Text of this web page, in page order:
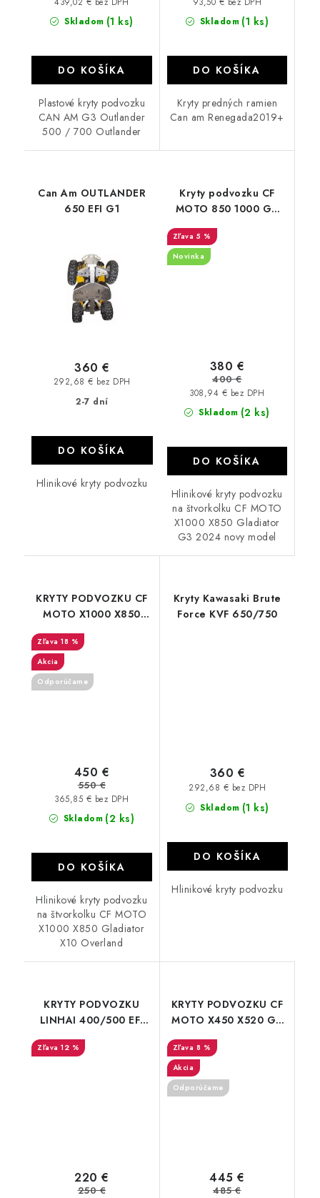
Skladom (1 ks)
DO KOŠÍKA
Plastové kryty podvozku
CAN AM G3 Outlander
500 / 700 Outlander
Skladom (1 ks)
DO KOŠÍKA
Kryty predných ramien
Can am Renegada2019+
Can Am OUTLANDER
650 EFI G1
2-7 dní
292,68 € bez DPH
360 €
DO KOŠÍKA
Hlinikové kryty podvozku
Kryty podvozku CF
MOTO 850 1000 G3
5 %
Novinka
Skladom (2 ks)
308,94 € bez DPH
380 €
400 €
DO KOŠÍKA
Hlinikové kryty podvozku
na štvorkolku CF MOTO
X1000 X850 Gladiator
G3 2024 novy model
KRYTY PODVOZKU CF
MOTO X1000 X850
Gladiator X10
Overland Iron
18 %
Akcia
Odporúčame
Skladom (2 ks)
365,85 € bez DPH
450 €
550 €
DO KOŠÍKA
Hlinikové kryty podvozku
na štvorkolku CF MOTO
X1000 X850 Gladiator
X10 Overland
Kryty Kawasaki Brute
Force KVF 650/750
Skladom (1 ks)
292,68 € bez DPH
360 €
DO KOŠÍKA
Hlinikové kryty podvozku
KRYTY PODVOZKU
LINHAI 400/500 EFI
12 %
220 €
250 €
KRYTY PODVOZKU CF
MOTO X450 X520 G2
8 %
Akcia
Odporúčame
445 €
485 €